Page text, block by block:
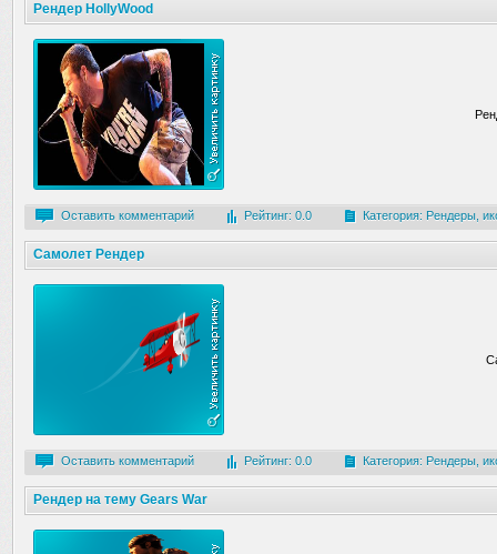
Рендер HollyWood
Оставить комментарий Рейтинг: 0.0 Категория: Рендеры,
Самолет Рендер
Оставить комментарий Рейтинг: 0.0 Категория: Рендеры,
Рендер на тему Gears War